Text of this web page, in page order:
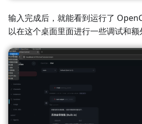
输入完成后，就能看到运行了
以在这个桌面里面进行一些调试和额